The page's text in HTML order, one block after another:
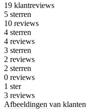
19 klantreviews
5 sterren
10 reviews
4 sterren
4 reviews
3 sterren
2 reviews
2 sterren
0 reviews
1 ster
3 reviews
Afbeeldingen van klanten